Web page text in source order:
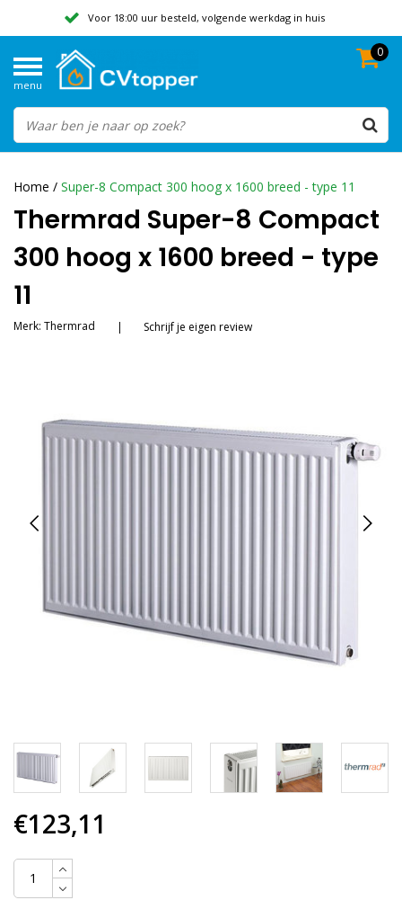
Voor 18:00 uur besteld, volgende werkdag in huis
Beoordeeld met een 9,8
menu
0
Home / Super-8 Compact 300 hoog x 1600 breed - type 11
Thermrad Super-8 Compact
300 hoog x 1600 breed - type
11
Merk: Thermrad | Schrijf je eigen review
€123,11